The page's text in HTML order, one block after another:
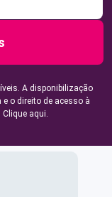
A disponibilização
o direito de acesso à
Clique aqui.